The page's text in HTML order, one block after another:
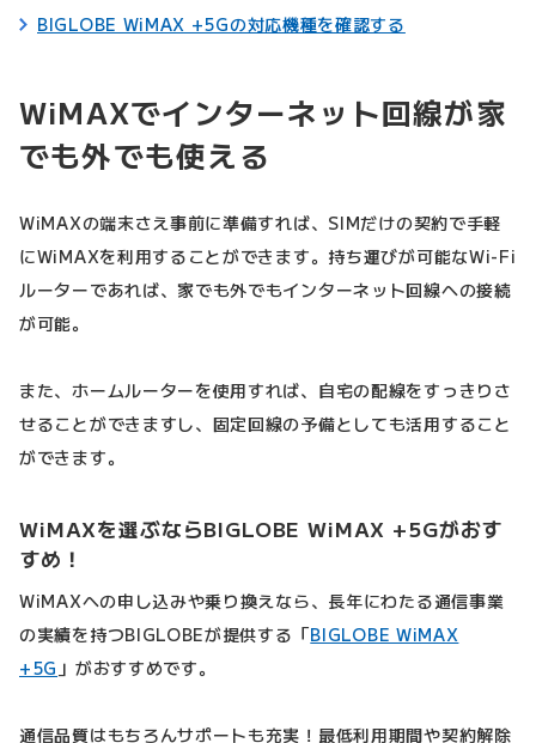
BIGLOBE WiMAX +5Gの対応機種を確認する
WiMAXでインターネット回線が家
でも外でも使える
WiMAXの端末さえ事前に準備すれば、SIMだけの契約で手軽
にWiMAXを利用することができます。持ち運びが可能なWi-Fi
ルーターであれば、家でも外でもインターネット回線への接続
が可能。
また、ホームルーターを使用すれば、自宅の配線をすっきりさ
せることができますし、固定回線の予備としても活用すること
ができます。
WiMAXを選ぶならBIGLOBE WiMAX +5Gがおす
すめ！
WiMAXへの申し込みや乗り換えなら、長年にわたる通信事業
の実績を持つBIGLOBEが提供する「BIGLOBE WiMAX
+5G 」がおすすめです。
通信品質はもちろんサポートも充実！最低利用期間や契約解除